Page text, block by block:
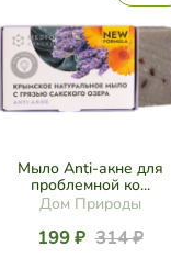
Мыло Anti-акне для
проблемной ко...
Дом Природы
199 ₽ 314 ₽